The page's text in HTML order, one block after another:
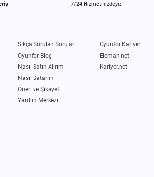
7/24 Hizmetinizdeyiz.
Sıkça Sorulan Sorular
Oyunfor Blog
Nasıl Satın Alırım
Nasıl Satarım
Öneri ve Şikayet
Yardım Merkezi
Oyunfor Kariyer
Eleman.net
Kariyer.net